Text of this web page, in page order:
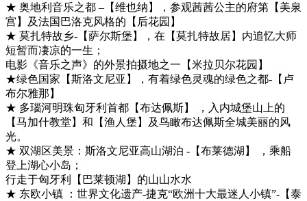
★ 奥地利音乐之都 –【维也纳】，参观茜茜公主的府第【美泉
宫】及法国巴洛克风格的【后花园】
★ 莫扎特故乡-【萨尔斯堡】，在【莫扎特故居】内追忆大师
短暂而凄凉的一生；
电影《音乐之声》的外景拍摄地之一【米拉贝尔花园】
★绿色国家【斯洛文尼亚】，有着绿色灵魂的绿色之都-【卢
布尔雅那】
★ 多瑙河明珠匈牙利首都【布达佩斯】 ，入内城堡山上的
【马加什教堂】和【渔人堡】及鸟瞰布达佩斯全城美丽的风
光。
★ 双湖区美景：斯洛文尼亚高山湖泊 -【布莱德湖】 ，乘船
登上湖心小岛；
行走于匈牙利【巴莱顿湖】的山山水水
★ 东欧小镇 ：世界文化遗产-捷克“欧洲十大最迷人小镇”-【泰